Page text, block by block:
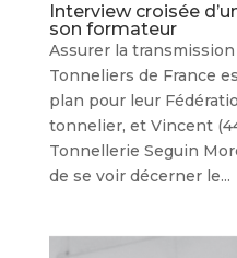
Interview croisée
son formateur
Assurer la
Tonneliers de France
plan pour leur
tonnelier, et Vincent
Tonnellerie Seguin
de se voir décerner le...